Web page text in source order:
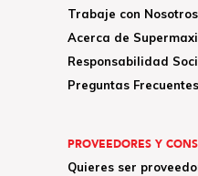
Trabaje con Nosotros
Acerca de Supermaxi
Responsabilidad
Preguntas Frecuentes
PROVEEDORES Y
Quieres ser